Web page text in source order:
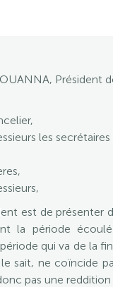
Président
les
est de présenter
la période
période qui va de la
sait, ne coïncide
pas une